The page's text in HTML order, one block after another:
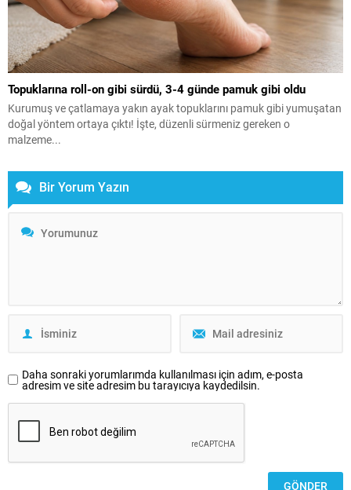
Topuklarına roll-on gibi sürdü, 3-4 günde pamuk gibi oldu
Kurumuş ve çatlamaya yakın ayak topuklarını pamuk gibi yumuşatan
doğal yöntem ortaya çıktı! İşte, düzenli sürmeniz gereken o
malzeme...
Bir Yorum Yazın
Daha sonraki yorumlarımda kullanılması için adım, e-posta
adresim ve site adresim bu tarayıcıya kaydedilsin.